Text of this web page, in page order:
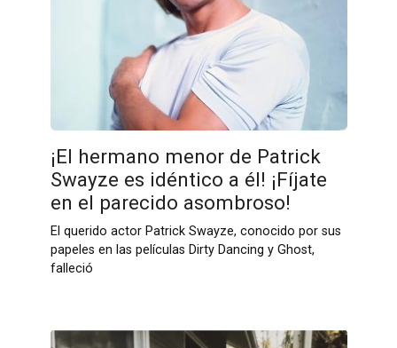
¡El hermano menor de Patrick
Swayze es idéntico a él! ¡Fíjate
en el parecido asombroso!
El querido actor Patrick Swayze, conocido por sus
papeles en las películas Dirty Dancing y Ghost,
falleció